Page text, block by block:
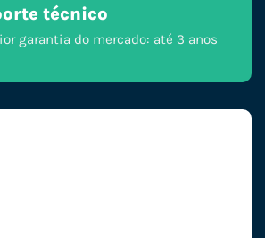
técnico
garantia do mercado: até 3 anos